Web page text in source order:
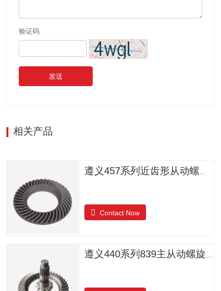
验证码
发送
相关产品
Contact Now